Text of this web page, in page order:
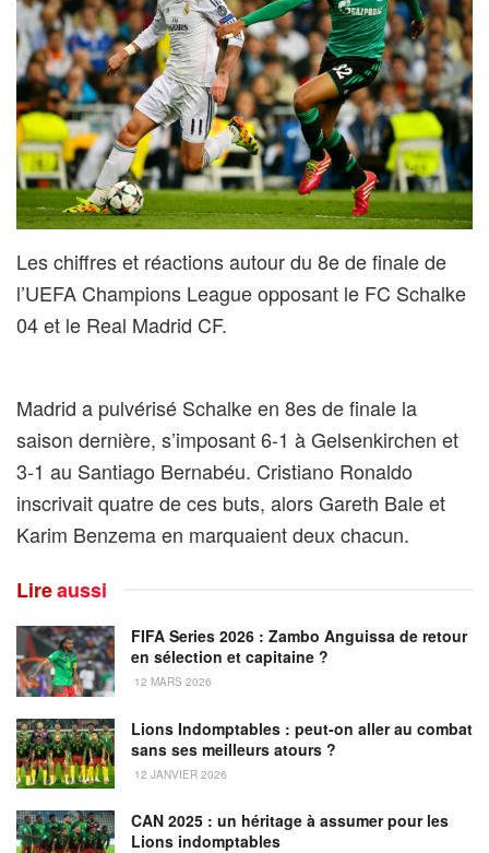
Les chiffres et réactions autour du 8e de finale de
l’UEFA Champions League opposant le FC Schalke
04 et le Real Madrid CF.
Madrid a pulvérisé Schalke en 8es de finale la
saison dernière, s’imposant 6-1 à Gelsenkirchen et
3-1 au Santiago Bernabéu. Cristiano Ronaldo
inscrivait quatre de ces buts, alors Gareth Bale et
Karim Benzema en marquaient deux chacun.
Lireaussi
FIFA Series 2026 : Zambo Anguissa de retour
en sélection et capitaine ?
12 MARS 2026
Lions Indomptables : peut-on aller au combat
sans ses meilleurs atours ?
12 JANVIER 2026
CAN 2025 : un héritage à assumer pour les
Lions indomptables